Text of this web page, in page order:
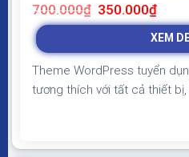
700.000₫ Giá
gốc
là:
350.000₫Giá
tại
là:
XEM
Theme WordPress tuyển
tương thích với tất cả thiết
load nhanh nhẹ tối ưu với